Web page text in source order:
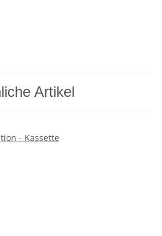
Artikel